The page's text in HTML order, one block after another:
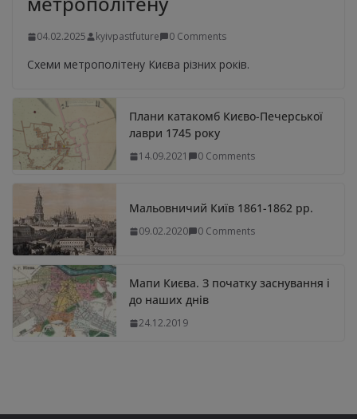
04.02.2025 kyivpastfuture 0 Comments
Схеми метрополітену Києва різних років.
Плани катакомб Києво-Печерської
лаври 1745 року
14.09.2021 0 Comments
Мальовничий Київ 1861-1862 рр.
09.02.2020 0 Comments
Мапи Києва. З початку заснування і
до наших днів
24.12.2019